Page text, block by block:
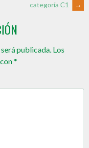
categoría C1
→
publicada. Los
*